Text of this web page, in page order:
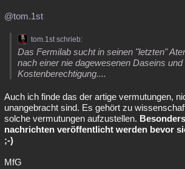
@tom.1st
tom.1st schrieb:
Das Fermilab sucht in seinen "letzten"
nach einer nie dagewesenen Daseins und
Kostenberechtigung....
Auch ich finde das der artige vermutungen,
unangebracht sind. Es gehört zu
solche vermutungen aufzustellen.
nachrichten veröffentlicht werden bevor
;-)
MfG